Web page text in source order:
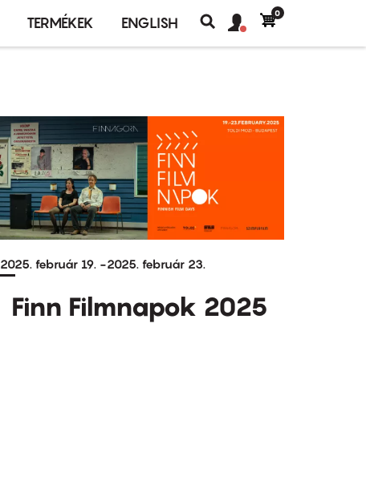
TERMÉKEK ENGLISH
Keresés
fiók
Felhasználói
0
2025. február 19.-2025. február 23.
Finn Filmnapok 2025